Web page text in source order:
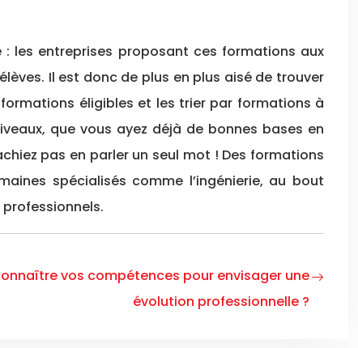
les entreprises proposant ces formations aux
Il est donc de plus en plus aisé de trouver
éligibles et les trier par formations à
que vous ayez déjà de bonnes bases en
pas en parler un seul mot ! Des formations
spécialisés comme l’ingénierie, au bout
vos compétences pour envisager une
évolution professionnelle ?